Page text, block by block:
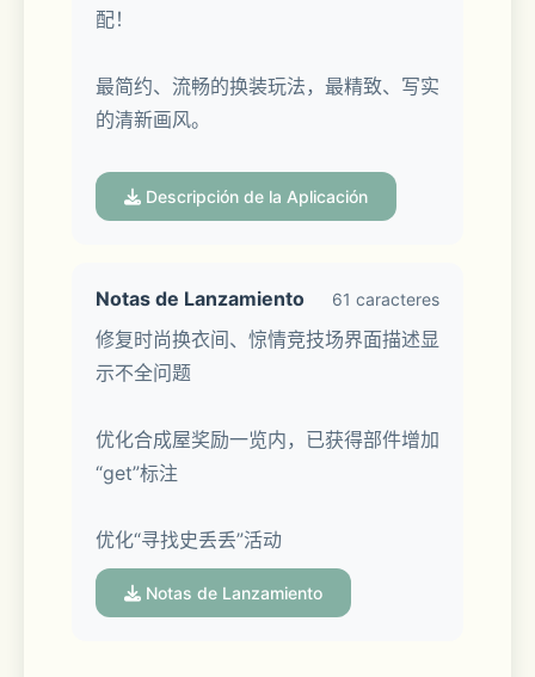
配！
最简约、流畅的换装玩法，最精致、写实
的清新画风。
2015全球首发中日双语配音版本！花泽
香菜领衔，日本六大顶级声优加盟。
2000万女生专属的魔法衣橱，《暖暖环
界》，2015开启全新旅程！中日双语配
音全球首发，千套美装更新上架，体验
“天空挑战赛”独创玩法，和大喵、暖暖一
Descripción de la Aplicación
Notas de Lanzamiento 61 caracteres
修复时尚换衣间、惊情竞技场界面描述显
示不全问题
优化合成屋奖励一览内，已获得部件增加
“get”标注
优化“寻找史丢丢”活动
Notas de Lanzamiento